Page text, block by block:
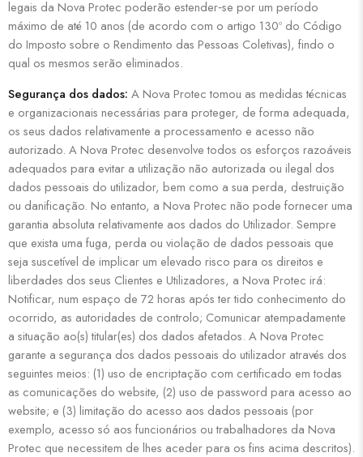
legais da Nova Protec poderão estender‐se por um período
máximo de até 10 anos (de acordo com o artigo 130º do Código
do Imposto sobre o Rendimento das Pessoas Coletivas), findo o
qual os mesmos serão eliminados.
Segurança dos dados: A Nova Protec tomou as medidas técnicas
e organizacionais necessárias para proteger, de forma adequada,
os seus dados relativamente a processamento e acesso não
autorizado. A Nova Protec desenvolve todos os esforços razoáveis
adequados para evitar a utilização não autorizada ou ilegal dos
dados pessoais do utilizador, bem como a sua perda, destruição
ou danificação. No entanto, a Nova Protec não pode fornecer uma
garantia absoluta relativamente aos dados do Utilizador. Sempre
que exista uma fuga, perda ou violação de dados pessoais que
seja suscetível de implicar um elevado risco para os direitos e
liberdades dos seus Clientes e Utilizadores, a Nova Protec irá:
Notificar, num espaço de 72 horas após ter tido conhecimento do
ocorrido, as autoridades de controlo; Comunicar atempadamente
a situação ao(s) titular(es) dos dados afetados. A Nova Protec
garante a segurança dos dados pessoais do utilizador através dos
seguintes meios: (1) uso de encriptação com certificado em todas
as comunicações do website, (2) uso de password para acesso ao
website; e (3) limitação do acesso aos dados pessoais (por
exemplo, acesso só aos funcionários ou trabalhadores da Nova
Protec que necessitem de lhes aceder para os fins acima descritos).